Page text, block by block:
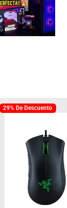
29% De Descuento